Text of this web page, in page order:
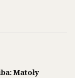
Matoły